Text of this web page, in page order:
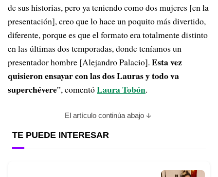
de sus historias, pero ya teniendo como dos mujeres [en la
presentación], creo que lo hace un poquito más divertido,
diferente, porque es que el formato era totalmente distinto
en las últimas dos temporadas, donde teníamos un
presentador hombre [Alejandro Palacio]. Esta vez
quisieron ensayar con las dos Lauras y todo va
superchévere”, comentóLaura Tobón.
El artículo continúa abajo
TE PUEDE INTERESAR